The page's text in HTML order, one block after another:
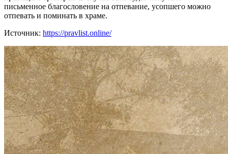
письменное благословение на отпевание, усопшего можно
отпевать и поминать в храме.
Источник: https://pravlist.online/